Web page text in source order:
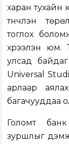
харан тухайн
түүнчлэн
тоглох
хүрээлэн юм.
улсад
Universal
арлаар
багачууддаа
Голомт банк
зуршлыг